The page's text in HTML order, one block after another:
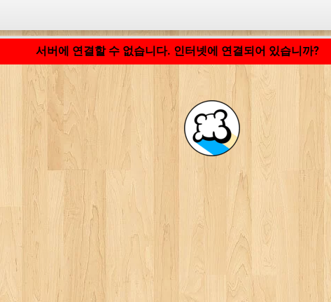
서버에 연결할 수 없습니다. 인터넷에 연결되어 있습니까?
응용 프로그램 로딩 중... ...